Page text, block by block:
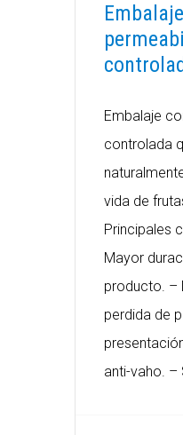
Embalaje
controlada
vida de
Principales
Mayor
producto. –
perdida de
anti-vaho. –